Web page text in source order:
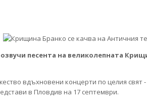
песента на великолепната
вдъхновени концерти по целия
в Пловдив на 17 септември.